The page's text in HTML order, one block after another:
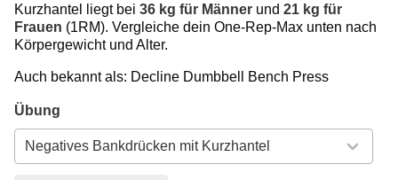
Kurzhantel liegt bei 36 kg für Männer und 21 kg für
Frauen (1RM). Vergleiche dein One-Rep-Max unten nach
Körpergewicht und Alter.
Auch bekannt als: Decline Dumbbell Bench Press
Übung